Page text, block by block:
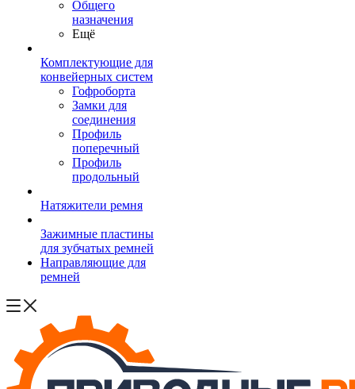
Общего
назначения
Ещё
Комплектующие для
конвейерных систем
Гофроборта
Замки для
соединения
Профиль
поперечный
Профиль
продольный
Натяжители ремня
Зажимные пластины
для зубчатых ремней
Направляющие для
ремней